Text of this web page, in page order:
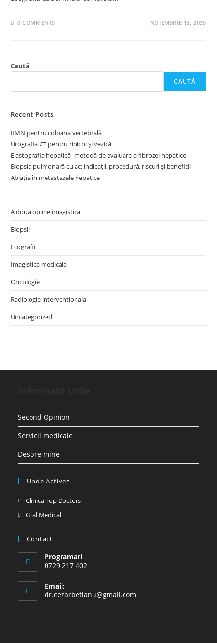
0 COMMENTS NOIEMBRIE 13, 2025
Caută
CAUTĂ
Recent Posts
RMN pentru coloana vertebrală
Urografia CT pentru rinichi și vezică
Elastografia hepatică- metodă de evaluare a fibrozei hepatice
Biopsia pulmonară cu ac: indicații, procedură, riscuri și beneficii
Ablația în metastazele hepatice
A doua opinie imagistica
Biopsii
Ecografii
Imagistica medicala
Oncologie
Radiologie interventionala
Uncategorized
Second Opinion
Servicii medicale
Despre mine
Unde Activez
Clinica Top DoctorsOpens
Gral MedicalOpens
tab
Contact
Programari
0729 217 402
Email:
dr.cezarbetianu@gmail.com